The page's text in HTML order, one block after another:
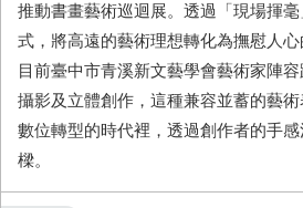
推動書畫藝術巡迴展。透過「現場揮
式，將高遠的藝術理想轉化為撫慰人心
目前臺中市青溪新文藝學會藝術家陣
攝影及立體創作，這種兼容並蓄的藝
數位轉型的時代裡，透過創作者的手
樑。